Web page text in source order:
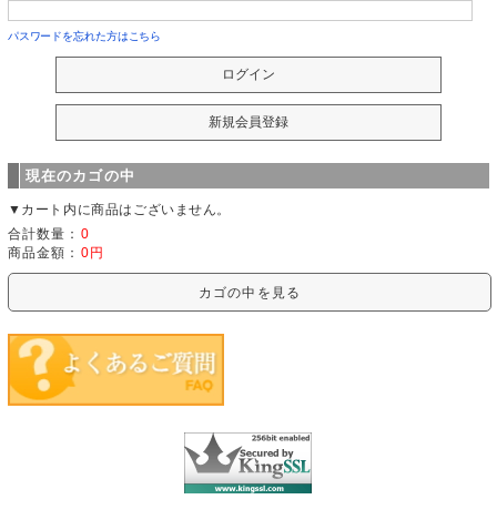
パスワードを忘れた方はこちら
現在のカゴの中
▼カート内に商品はございません。
合計数量： 0
商品金額： 0円
カゴの中を見る